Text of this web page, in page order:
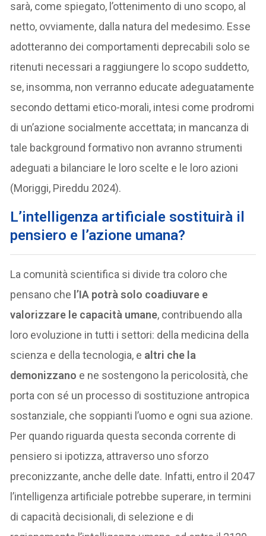
sarà, come spiegato, l’ottenimento di uno scopo, al
netto, ovviamente, dalla natura del medesimo. Esse
adotteranno dei comportamenti deprecabili solo se
ritenuti necessari a raggiungere lo scopo suddetto,
se, insomma, non verranno educate adeguatamente
secondo dettami etico-morali, intesi come prodromi
di un’azione socialmente accettata; in mancanza di
tale background formativo non avranno strumenti
adeguati a bilanciare le loro scelte e le loro azioni
(Moriggi, Pireddu 2024).
L’intelligenza artificiale sostituirà il
pensiero e l’azione umana?
La comunità scientifica si divide tra coloro che
pensano che l’IA potrà solo coadiuvare e
valorizzare le capacità umane, contribuendo alla
loro evoluzione in tutti i settori: della medicina della
scienza e della tecnologia, e altri che la
demonizzano e ne sostengono la pericolosità, che
porta con sé un processo di sostituzione antropica
sostanziale, che soppianti l’uomo e ogni sua azione.
Per quando riguarda questa seconda corrente di
pensiero si ipotizza, attraverso uno sforzo
preconizzante, anche delle date. Infatti, entro il 2047
l’intelligenza artificiale potrebbe superare, in termini
di capacità decisionali, di selezione e di